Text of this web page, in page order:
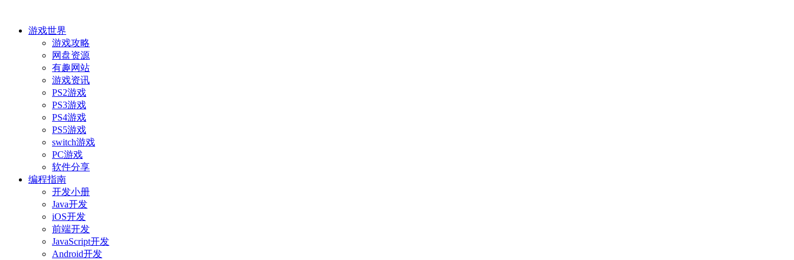
游戏世界
游戏攻略
网盘资源
有趣网站
游戏资讯
PS2游戏
PS3游戏
PS4游戏
PS5游戏
switch游戏
PC游戏
软件分享
编程指南
开发小册
Java开发
iOS开发
前端开发
JavaScript开发
Android开发